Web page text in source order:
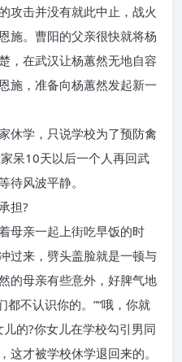
攻击并没有就此中止，战火
施。曹阳的父亲很快就将杨
，在武汉让杨蕙然无地自容
施，准备向杨蕙然发起新一
休学，只说学校为了预防禽
呆10天以后一个人再回武
待风波平静。
担?
母亲一起上街吃早饭的时
过来，劈头盖脸就是一顿与
的母亲有些意外，好脾气地
都不认识你的。”“哦，你就
的?你女儿在学校勾引男同
这才被学校休学退回来的。